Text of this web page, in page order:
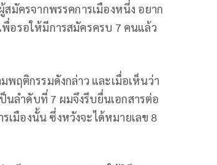
มัครจากพรรคการเมืองหนึ่ง อยาก
อรอให้มีการสมัครครบ 7 คนแล้ว
พฤติกรรมดังกล่าว และเมื่อเห็นว่า
นลำดับที่ 7 ผมจึงรีบยื่นเอกสารต่อ
มืองนั้น ซึ่งหวังจะได้หมายเลข 8